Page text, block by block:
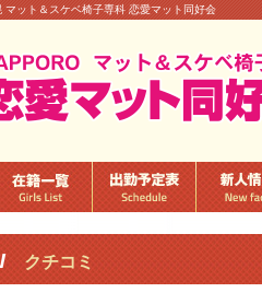
マット＆スケベ椅子専科 恋愛マット同好会
クチコミ